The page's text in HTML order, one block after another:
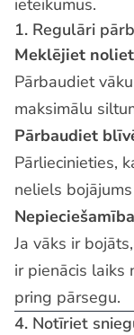
ieteikumus.
1. Regulāri
Meklējiet
Pārbaudiet
maksimālu
Pārbaudiet
Pārliecinieties,
neliels
Ja vāks ir
ir pienācis laiks
pring pārsegu.
4. Notīriet